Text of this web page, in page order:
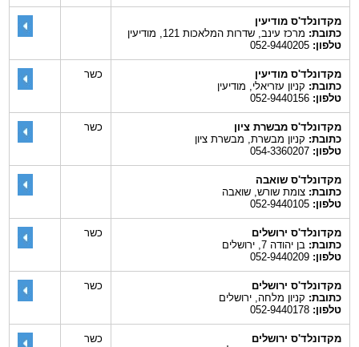
מקדונלד'ס מודיעין
כתובת:מרכז עינב, שדרות המלאכות 121, מודיעין
טלפון:052-9440205
מקדונלד'ס מודיעין
כתובת:קניון עזריאלי, מודיעין
טלפון:052-9440156
כשר
מקדונלד'ס מבשרת ציון
כתובת:קניון מבשרת, מבשרת ציון
טלפון:054-3360207
כשר
מקדונלד'ס שואבה
כתובת:צומת שורש, שואבה
טלפון:052-9440105
מקדונלד'ס ירושלים
כתובת:בן יהודה 7, ירושלים
טלפון:052-9440209
כשר
מקדונלד'ס ירושלים
כתובת:קניון מלחה, ירושלים
טלפון:052-9440178
כשר
מקדונלד'ס ירושלים
כשר